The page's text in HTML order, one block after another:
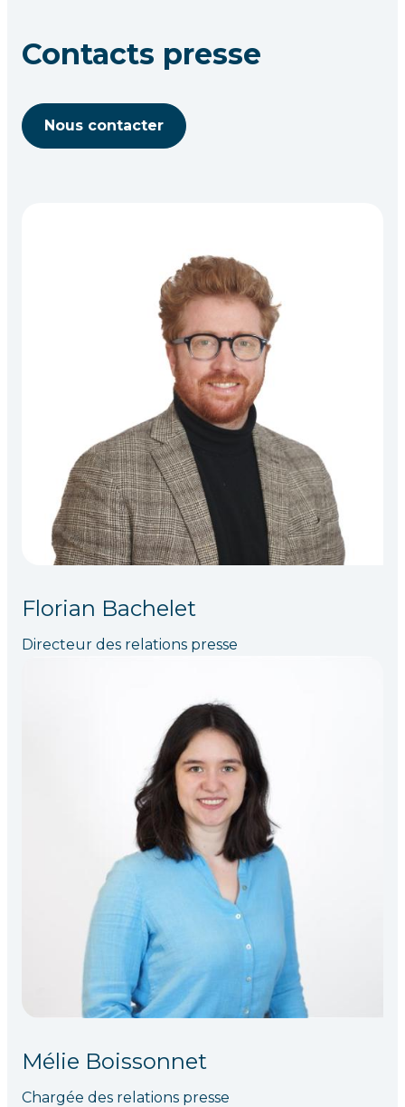
Contacts presse
Nous contacter
Florian Bachelet
Directeur des relations presse
Mélie Boissonnet
Chargée des relations presse